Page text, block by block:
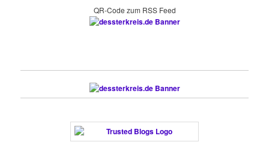
QR-Code zum RSS Feed